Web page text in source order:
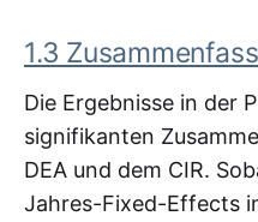
1.3
Die Ergebnisse in der
signifikanten
DEA und dem CIR.
Jahres-Fixed-Effects